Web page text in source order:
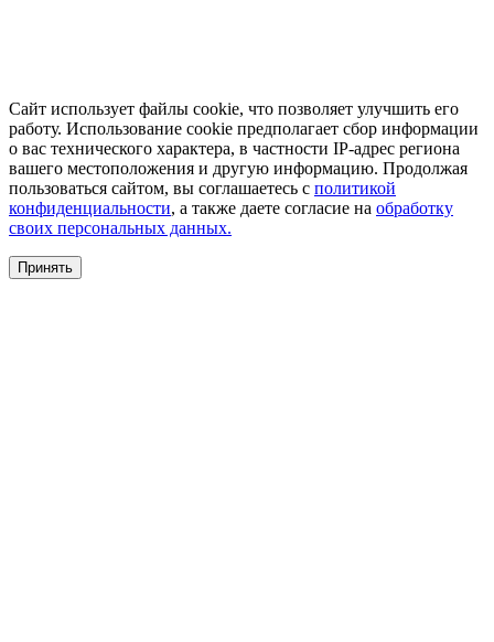
Сайт использует файлы cookie, что позволяет улучшить его
работу. Использование cookie предполагает сбор информации
о вас технического характера, в частности IP-адрес региона
вашего местоположения и другую информацию. Продолжая
пользоваться сайтом, вы соглашаетесь с политикой
конфиденциальности, а также даете согласие на обработку
своих персональных данных.
Принять